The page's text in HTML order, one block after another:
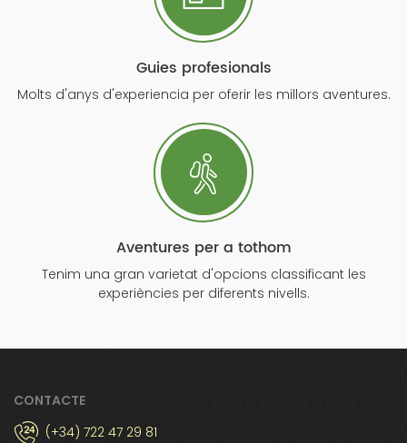
Guies profesionals
Molts d'anys d'experiencia per oferir les millors aventures.
Aventures per a tothom
Tenim una gran varietat d'opcions classificant les
experiències per diferents nivells.
CONTACTE
(+34) 722 47 29 81